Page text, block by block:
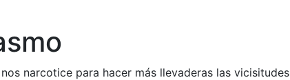
narcotice para hacer más llevaderas las vicisitudes